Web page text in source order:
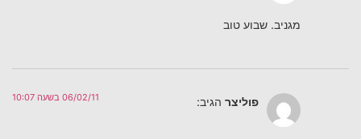
מגניב. שבוע טוב
פוליצר הגיב: 06/02/11 בשעה 10:07